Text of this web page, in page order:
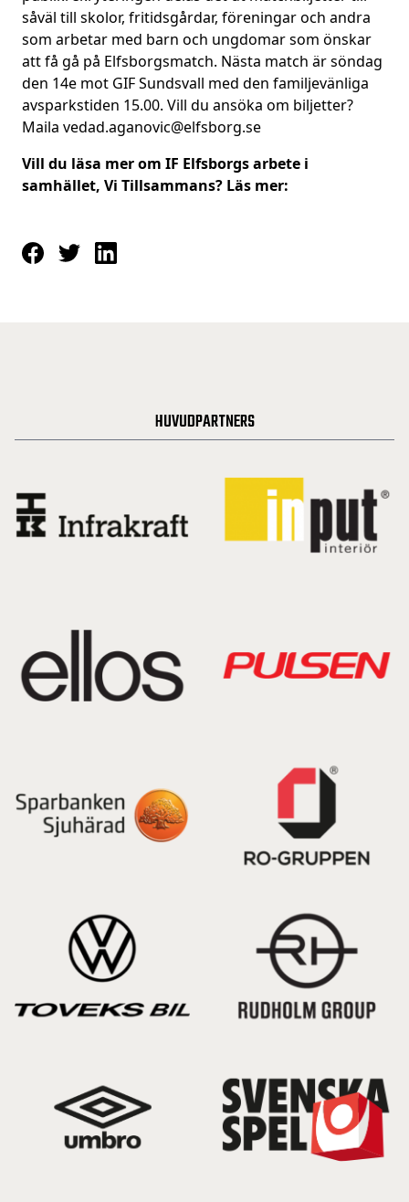
såväl till skolor, fritidsgårdar, föreningar och andra
som arbetar med barn och ungdomar som önskar
att få gå på Elfsborgsmatch. Nästa match är söndag
den 14e mot GIF Sundsvall med den familjevänliga
avsparkstiden 15.00. Vill du ansöka om biljetter?
Maila vedad.aganovic@elfsborg.se
Vill du läsa mer om IF Elfsborgs arbete i
samhället, Vi Tillsammans? Läs mer:
HUVUDPARTNERS